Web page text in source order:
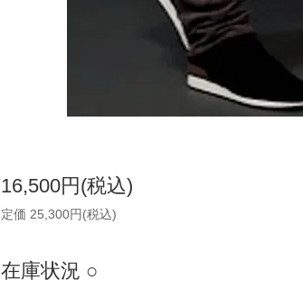
16,500円(税込)
定価 25,300円(税込)
在庫状況 ○